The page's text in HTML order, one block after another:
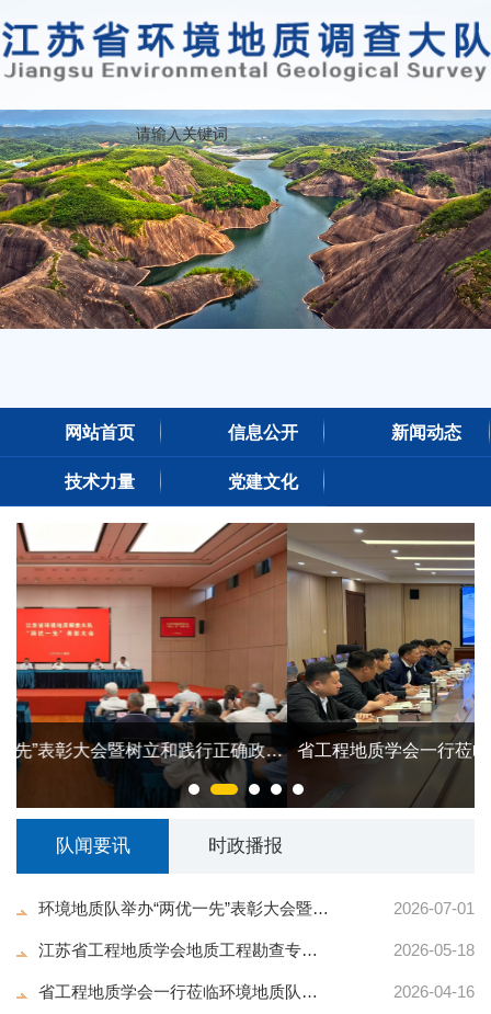
网站首页 信息公开 新闻动态
技术力量 党建文化
欢迎光临
政绩 省工程地质学会一行莅临环境地质队、省工勘院调研交
队闻要讯 时政播报
环境地质队举办“两优一先”表彰大会暨树立和践行正确政... 2026-07-01
江苏省工程地质学会地质工程勘查专业委员会正式成立 2026-05-18
省工程地质学会一行莅临环境地质队、省工勘院调研交流 2026-04-16